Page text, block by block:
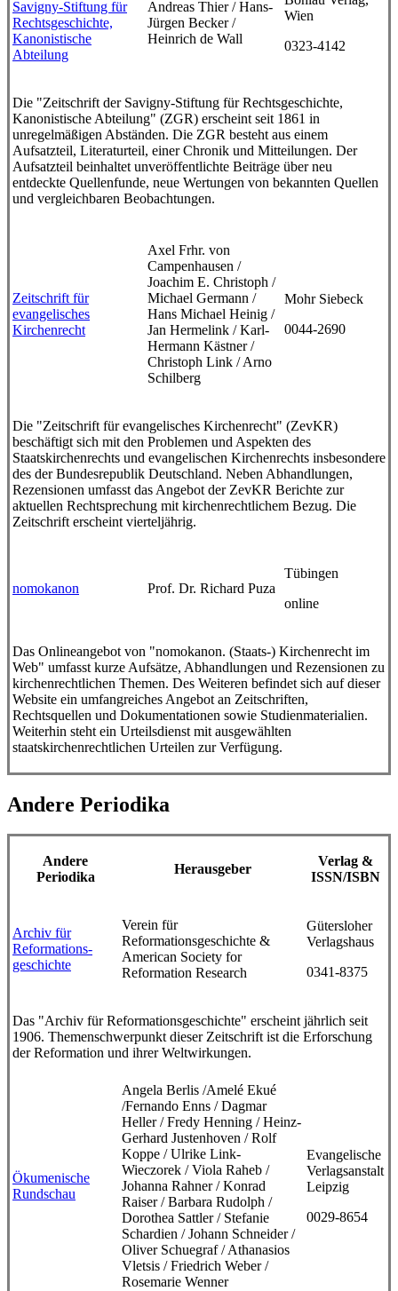
Savigny-Stiftung für
Rechtsgeschichte,
Kanonistische
Abteilung
Andreas Thier / Hans-
Jürgen Becker /
Heinrich de Wall
Wien
0323-4142
Die "Zeitschrift der Savigny-Stiftung für Rechtsgeschichte,
Kanonistische Abteilung" (ZGR) erscheint seit 1861 in
unregelmäßigen Abständen. Die ZGR besteht aus einem
Aufsatzteil, Literaturteil, einer Chronik und Mitteilungen. Der
Aufsatzteil beinhaltet unveröffentlichte Beiträge über neu
entdeckte Quellenfunde, neue Wertungen von bekannten Quellen
und vergleichbaren Beobachtungen.
Zeitschrift für
evangelisches
Kirchenrecht
Axel Frhr. von
Campenhausen /
Joachim E. Christoph /
Michael Germann /
Hans Michael Heinig /
Jan Hermelink / Karl-
Hermann Kästner /
Christoph Link / Arno
Schilberg
Mohr Siebeck
0044-2690
Die "Zeitschrift für evangelisches Kirchenrecht" (ZevKR)
beschäftigt sich mit den Problemen und Aspekten des
Staatskirchenrechts und evangelischen Kirchenrechts insbesondere
des der Bundesrepublik Deutschland. Neben Abhandlungen,
Rezensionen umfasst das Angebot der ZevKR Berichte zur
aktuellen Rechtsprechung mit kirchenrechtlichem Bezug. Die
Zeitschrift erscheint vierteljährig.
nomokanon Prof. Dr. Richard Puza
Tübingen
online
Das Onlineangebot von "nomokanon. (Staats-) Kirchenrecht im
Web" umfasst kurze Aufsätze, Abhandlungen und Rezensionen zu
kirchenrechtlichen Themen. Des Weiteren befindet sich auf dieser
Website ein umfangreiches Angebot an Zeitschriften,
Rechtsquellen und Dokumentationen sowie Studienmaterialien.
Weiterhin steht ein Urteilsdienst mit ausgewählten
staatskirchenrechtlichen Urteilen zur Verfügung.
Andere Periodika
Andere
Periodika
Herausgeber
Verlag &
ISSN/ISBN
Archiv für
Reformations-
geschichte
Verein für
Reformationsgeschichte &
American Society for
Reformation Research
Gütersloher
Verlagshaus
0341-8375
Das "Archiv für Reformationsgeschichte" erscheint jährlich seit
1906. Themenschwerpunkt dieser Zeitschrift ist die Erforschung
der Reformation und ihrer Weltwirkungen.
Ökumenische
Rundschau
Angela Berlis /Amelé Ekué
/Fernando Enns / Dagmar
Heller / Fredy Henning / Heinz-
Gerhard Justen­hoven / Rolf
Koppe / Ulrike Link-
Wieczorek / Viola Raheb /
Johanna Rahner / Konrad
Raiser / Barbara Rudolph /
Dorothea Sattler / Stefanie
Schardien / Johann Schneider /
Oliver Schuegraf / Athanasios
Vletsis / Friedrich Weber /
Rosemarie Wenner
Evangelische
Verlagsanstalt
Leipzig
0029-8654